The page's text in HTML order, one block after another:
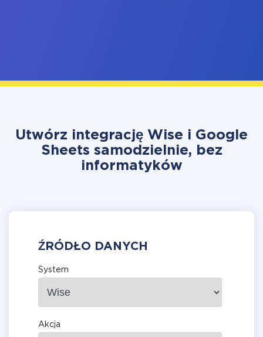
Utwórz integrację Wise i Google
Sheets samodzielnie, bez
informatyków
ŹRÓDŁO DANYCH
System
Akcja